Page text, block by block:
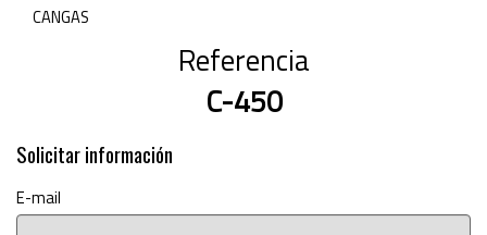
CANGAS
Referencia
C-450
Solicitar información
E-mail